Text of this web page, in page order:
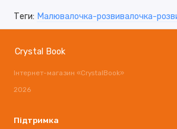
Теги: Малювалочка-розвивалочка-
Crystal Book
Інтернет-магазин «CrystalBook»
2026
Підтримка